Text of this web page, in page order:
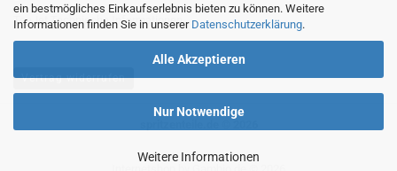
ein bestmögliches Einkaufserlebnis bieten zu können. Weitere
Informationen finden Sie in unserer Datenschutzerklärung.
Alle Akzeptieren
Nur Notwendige
Weitere Informationen
TeeJet Technische Informationen
Vertrag widerrufen